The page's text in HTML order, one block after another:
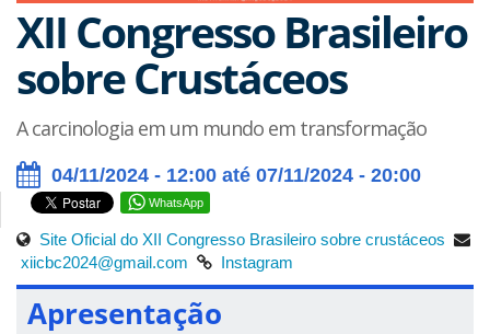
XII Congresso Brasileiro
sobre Crustáceos
A carcinologia em um mundo em transformação
04/11/2024 - 12:00 até 07/11/2024 - 20:00
WhatsApp
Site Oficial do XII Congresso Brasileiro sobre crustáceos
xiicbc2024@gmail.com
Instagram
Apresentação